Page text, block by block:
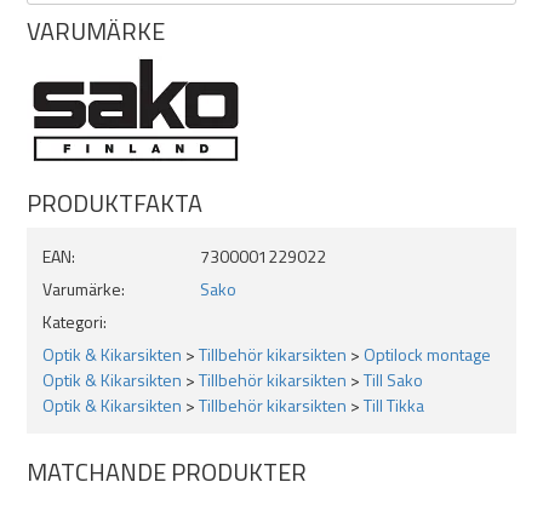
Montagets bas passar exakt i de integrerade spår som finns på
ovansidan lådan på Sako- och Tikka-vapen. Med skruvarna på
basdelen kan du också justera kikarsiktets läge i sidled.
Extra låg: 28,5 mm
Låg: 30,5 mm
Medium: 35,5 mm
VARUMÄRKE
PRODUKTFAKTA
EAN:
7300001229022
Varumärke:
Sako
Kategori:
Optik & Kikarsikten >Tillbehör kikarsikten > Optilock montage
Optik & Kikarsikten >Tillbehör kikarsikten >Till Sako
Optik & Kikarsikten >Tillbehör kikarsikten >Till Tikka
MATCHANDE PRODUKTER